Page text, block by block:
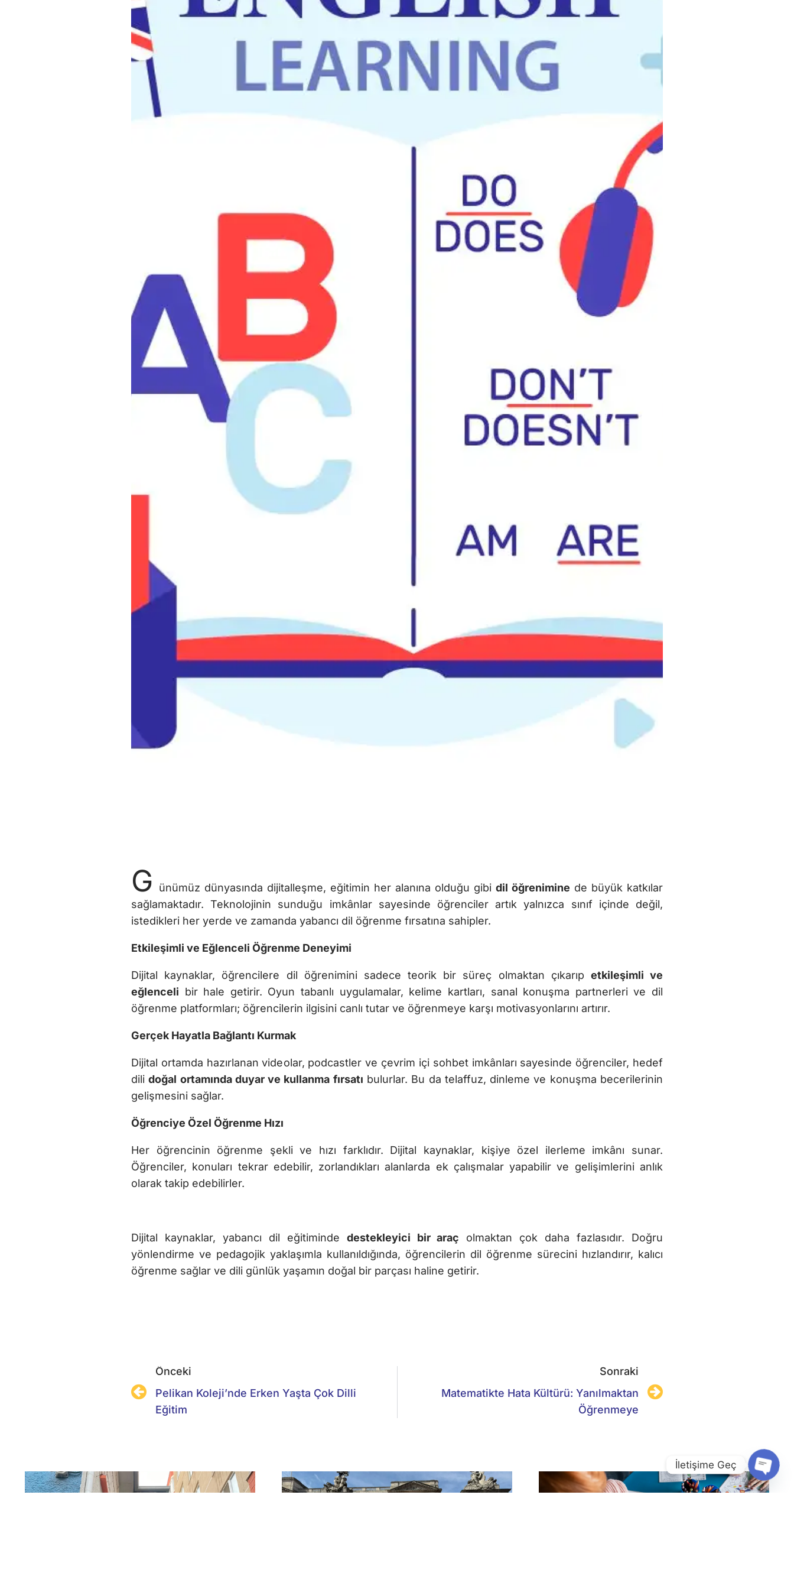
G ünümüz dünyasında dijitalleşme, eğitimin her alanına olduğu gibi dil öğrenimine de büyük katkılar
sağlamaktadır. Teknolojinin sunduğu imkânlar sayesinde öğrenciler artık yalnızca sınıf içinde değil,
istedikleri her yerde ve zamanda yabancı dil öğrenme fırsatına sahipler.
Etkileşimli ve Eğlenceli Öğrenme Deneyimi
Dijital kaynaklar, öğrencilere dil öğrenimini sadece teorik bir süreç olmaktan çıkarıp etkileşimli ve
eğlenceli bir hale getirir. Oyun tabanlı uygulamalar, kelime kartları, sanal konuşma partnerleri ve dil
öğrenme platformları; öğrencilerin ilgisini canlı tutar ve öğrenmeye karşı motivasyonlarını artırır.
Gerçek Hayatla Bağlantı Kurmak
Dijital ortamda hazırlanan videolar, podcastler ve çevrim içi sohbet imkânları sayesinde öğrenciler, hedef
dilidoğal ortamında duyar ve kullanma fırsatı bulurlar. Bu da telaffuz, dinleme ve konuşma becerilerinin
gelişmesini sağlar.
Öğrenciye Özel Öğrenme Hızı
Her öğrencinin öğrenme şekli ve hızı farklıdır. Dijital kaynaklar, kişiye özel ilerleme imkânı sunar.
Öğrenciler, konuları tekrar edebilir, zorlandıkları alanlarda ek çalışmalar yapabilir ve gelişimlerini anlık
olarak takip edebilirler.
Dijital kaynaklar, yabancı dil eğitiminde destekleyici bir araç olmaktan çok daha fazlasıdır. Doğru
yönlendirme ve pedagojik yaklaşımla kullanıldığında, öğrencilerin dil öğrenme sürecini hızlandırır, kalıcı
öğrenme sağlar ve dili günlük yaşamın doğal bir parçası haline getirir.
Önceki
Pelikan Koleji’nde Erken Yaşta Çok Dilli
Eğitim
Sonraki
Matematikte Hata Kültürü: Yanılmaktan
Öğrenmeye
İletişime Geç
Open